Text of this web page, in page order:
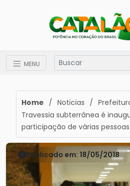
MENU
Home / Noticias /
Travessia subterrânea é
participação de várias
Publicado em: 18/05/2018